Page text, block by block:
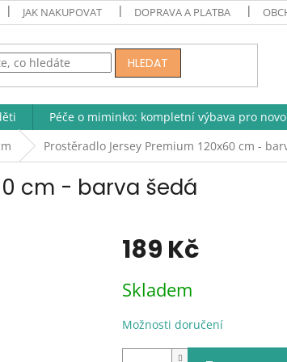
JAK NAKUPOVAT DOPRAVA A PLATBA
HLEDAT
Péče o miminko: kompletní výbava pro
Prostěradlo Jersey Premium 120x60 cm -
cm - barva šedá
189 Kč
cena:
Skladem
Možnosti doručení